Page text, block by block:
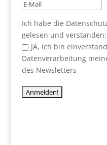
Ich habe die
gelesen und verstanden:
JA, ich bin
Datenverarbeitung
des Newsletters